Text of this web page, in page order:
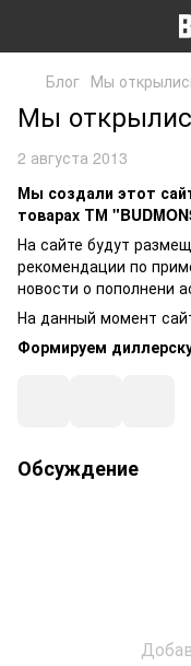
Блог Мы
Мы
2 августа 2013
Мы создали этот
товарах ТМ
На сайте будут
рекомендации по
новости о пополнени
На данный момент
Формируем
Обсуждение